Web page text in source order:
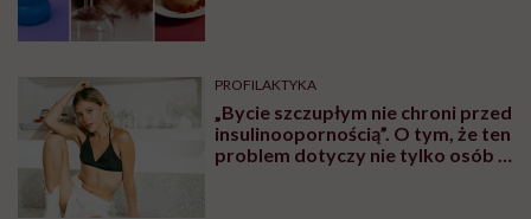
PROFILAKTYKA
„Bycie szczupłym nie chroni przed
insulinoopornością”. O tym, że ten
problem dotyczy nie tylko osób z